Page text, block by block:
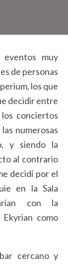
muy
de personas
los que
decidir entre
conciertos
numerosas
y siendo la
al contrario
decidí por el
en la Sala
con la
como
cercano y